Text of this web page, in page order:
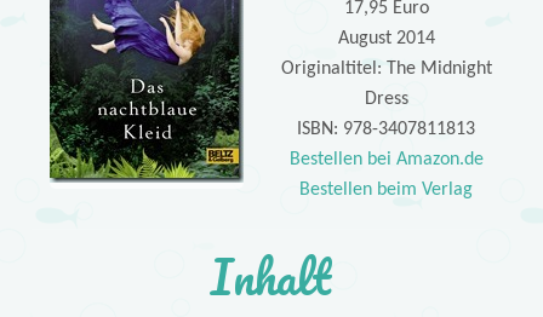
17,95 Euro
August 2014
Originaltitel: The Midnight
Dress
ISBN: 978-3407811813
Bestellen bei Amazon.de
Bestellen beim Verlag
Inhalt